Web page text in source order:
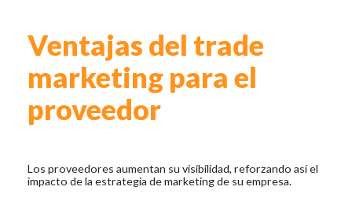
Ventajas del trade
marketing para el
proveedor
Los proveedores aumentan su visibilidad, reforzando así el
impacto de la estrategia de marketing de su empresa.